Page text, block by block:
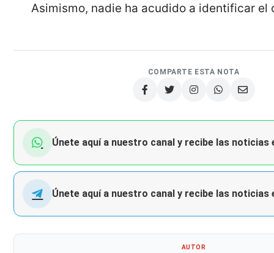
Asimismo, nadie ha acudido a identificar el
COMPARTE ESTA NOTA
Únete aquí a nuestro canal y recibe las noticias
Únete aquí a nuestro canal y recibe las noticias
AUTOR